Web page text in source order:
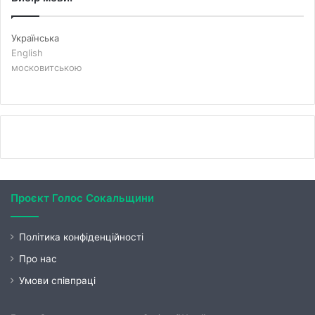
Українська
English
московитською
Проєкт Голос Сокальщини
Політика конфіденційності
Про нас
Умови співпраці